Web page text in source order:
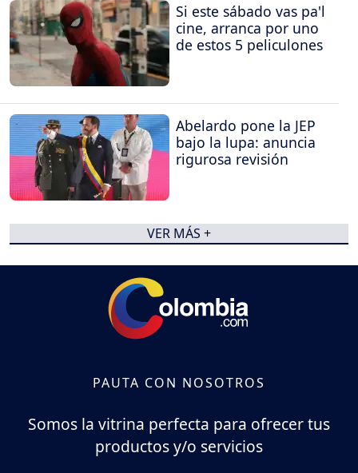
Si este sábado vas pa'l
cine, arranca por uno
de estos 5 peliculones
Abelardo pone la JEP
bajo la lupa: anuncia
rigurosa revisión
VER MÁS +
PAUTA CON NOSOTROS
Somos la vitrina perfecta para ofrecer tus
productos y/o servicios